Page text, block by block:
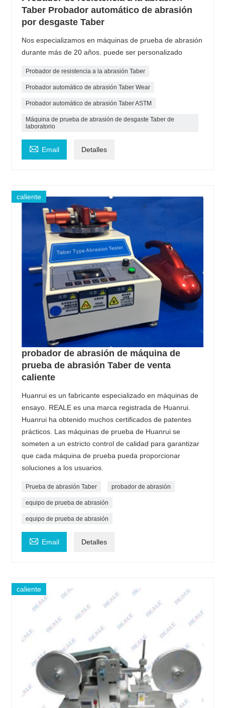
Taber Probador automático de abrasión
por desgaste Taber
Nos especializamos en máquinas de prueba de abrasión
durante más de 20 años. puede ser personalizado
Probador de resistencia a la abrasión Taber
Probador automático de abrasión Taber Wear
Probador automático de abrasión Taber ASTM
Máquina de prueba de abrasión de desgaste Taber de
laboratorio
 Email Detalles
caliente
probador de abrasión de máquina de
prueba de abrasión Taber de venta
caliente
Huanrui es un fabricante especializado en máquinas de
ensayo. REALE es una marca registrada de Huanrui.
Huanrui ha obtenido muchos certificados de patentes
prácticos. Las máquinas de prueba de Huanrui se
someten a un estricto control de calidad para garantizar
que cada máquina de prueba pueda proporcionar
soluciones a los usuarios.
Prueba de abrasión Taber probador de abrasión
equipo de prueba de abrasión
equipo de prueba de abrasión
 Email Detalles
caliente